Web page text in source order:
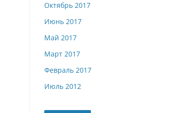
Октябрь 2017
Июнь 2017
Май 2017
Март 2017
Февраль 2017
Июль 2012